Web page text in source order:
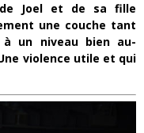
« WOLF-MAN / Integrale Tomes 1 et 2 » - Cruelle Vengeance !
Joel et de sa fille
une couche tant
un niveau bien au-
violence utile et qui